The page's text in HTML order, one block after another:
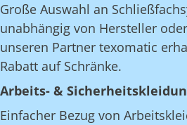
Große Auswahl an
unabhängig von Hersteller
unseren Partner texomatic
Rabatt auf Schränke.
Arbeits- &
Einfacher Bezug von